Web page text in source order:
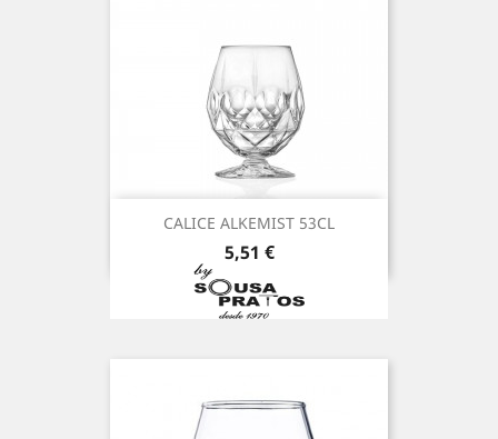
CALICE ALKEMIST 53CL
Preço
5,51 €